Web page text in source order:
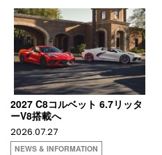
2027 C8コルベット 6.7リッタ
ーV8搭載へ
2026.07.27
NEWS & INFORMATION